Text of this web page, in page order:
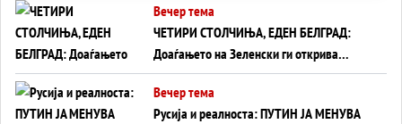
Вечер тема
ЧЕТИРИ СТОЛЧИЊА, ЕДЕН БЕЛГРАД:
Доаѓањето на Зеленски ги открива
тајните на политиката на балансирање
на Вучиќ
Вечер тема
Русија и реалноста: ПУТИН ЈА МЕНУВА